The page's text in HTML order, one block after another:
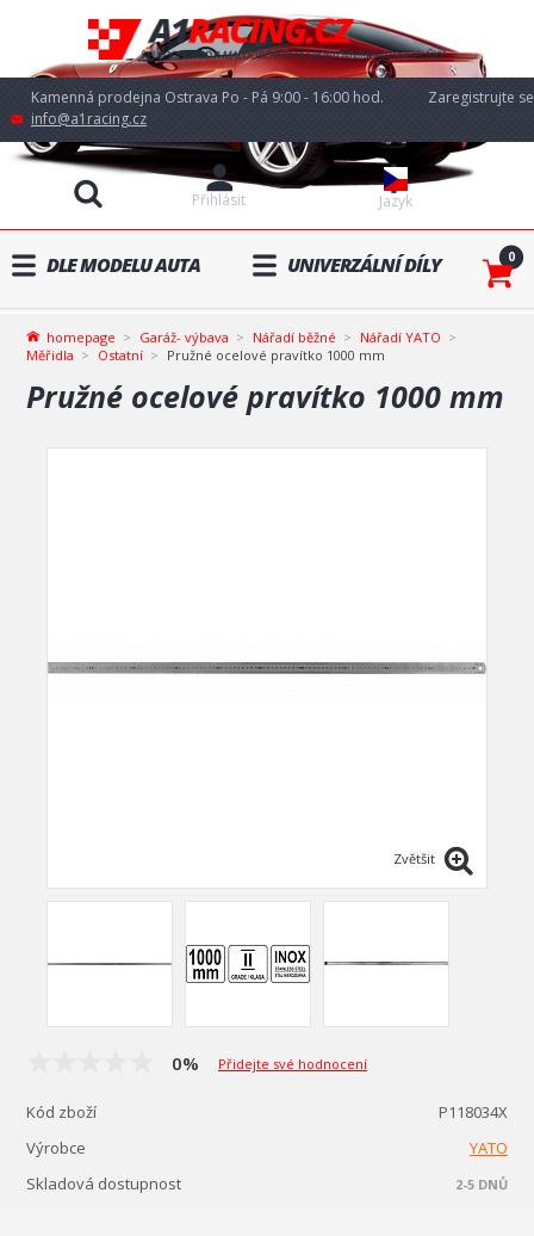
Kamenná prodejna Ostrava Po - Pá 9:00 - 16:00 hod.
info@a1racing.cz
Jazyk
Přihlásit
Zaregistrujte se
DLE MODELU AUTA UNIVERZÁLNÍ DÍLY 0
homepage Garáž- výbava Nářadí běžné
Nářadí YATO
Měřidla
Ostatní Pružné ocelové pravítko 1000 mm
Pružné ocelové pravítko 1000 mm
Zvětšit
0% Přidejte své hodnocení
Kód zboží
P118034X
Výrobce
YATO
Skladová dostupnost
2-5 DNŮ